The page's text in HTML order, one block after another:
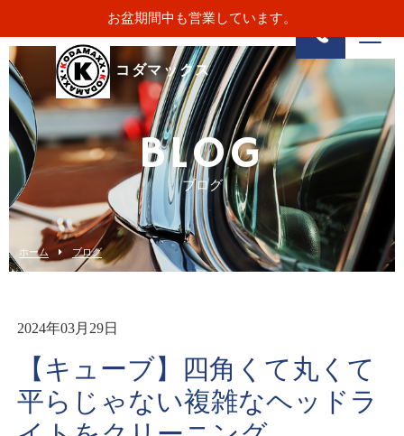
お盆期間中も営業しています。
コダマックス
BLOG
ブログ
ホーム ブログ
2024年03月29日
【キューブ】四角くて丸くて
平らじゃない複雑なヘッドラ